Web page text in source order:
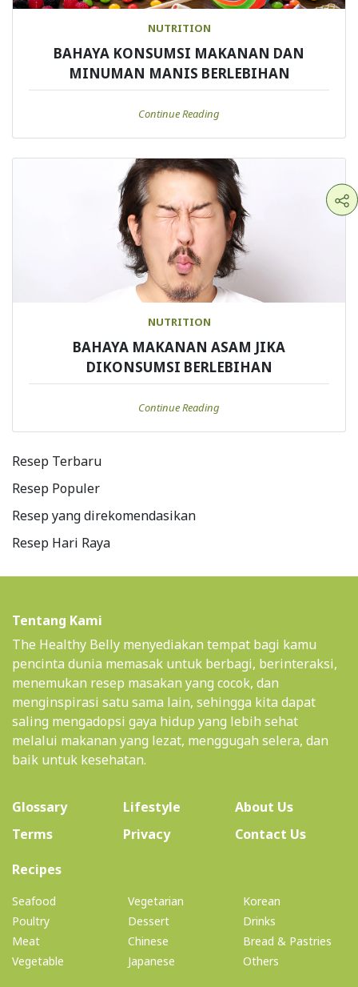
NUTRITION
BAHAYA KONSUMSI MAKANAN DAN
MINUMAN MANIS BERLEBIHAN
Continue Reading
NUTRITION
BAHAYA MAKANAN ASAM JIKA
DIKONSUMSI BERLEBIHAN
Continue Reading
Resep Terbaru
Resep Populer
Resep yang direkomendasikan
Resep Hari Raya
Tentang Kami
The Healthy Belly menyediakan tempat bagi kamu
pencinta dunia memasak untuk berbagi, berinteraksi,
menemukan resep masakan yang cocok, dan
menginspirasi satu sama lain, sehingga kita dapat
saling mengadopsi gaya hidup yang lebih sehat
melalui makanan yang lezat, menggugah selera, dan
baik untuk kesehatan.
Glossary Lifestyle About Us(current)
Terms
Privacy
Contact Us
Recipes(current)
Seafood
Poultry
Meat
Vegetable
Vegetarian
Dessert
Chinese
Japanese
Korean
Drinks
Bread & Pastries
Others